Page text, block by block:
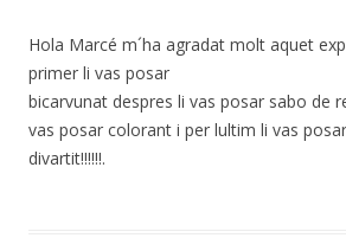
Hola Marcé m´ha agradat molt aquet
primer li vas posar
bicarvunat despres li vas posar sabo de
vas posar colorant i per lultim li vas
divartit!!!!!!.